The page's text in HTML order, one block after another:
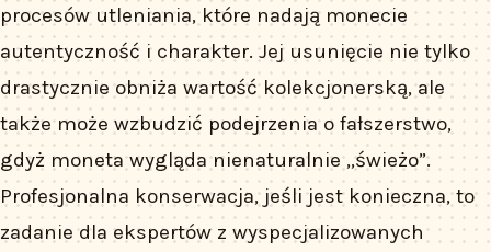
procesów utleniania, które nadają monecie
autentyczność i charakter. Jej usunięcie nie tylko
drastycznie obniża wartość kolekcjonerską, ale
także może wzbudzić podejrzenia o fałszerstwo,
gdyż moneta wygląda nienaturalnie „świeżo”.
Profesjonalna konserwacja, jeśli jest konieczna, to
zadanie dla ekspertów z wyspecjalizowanych